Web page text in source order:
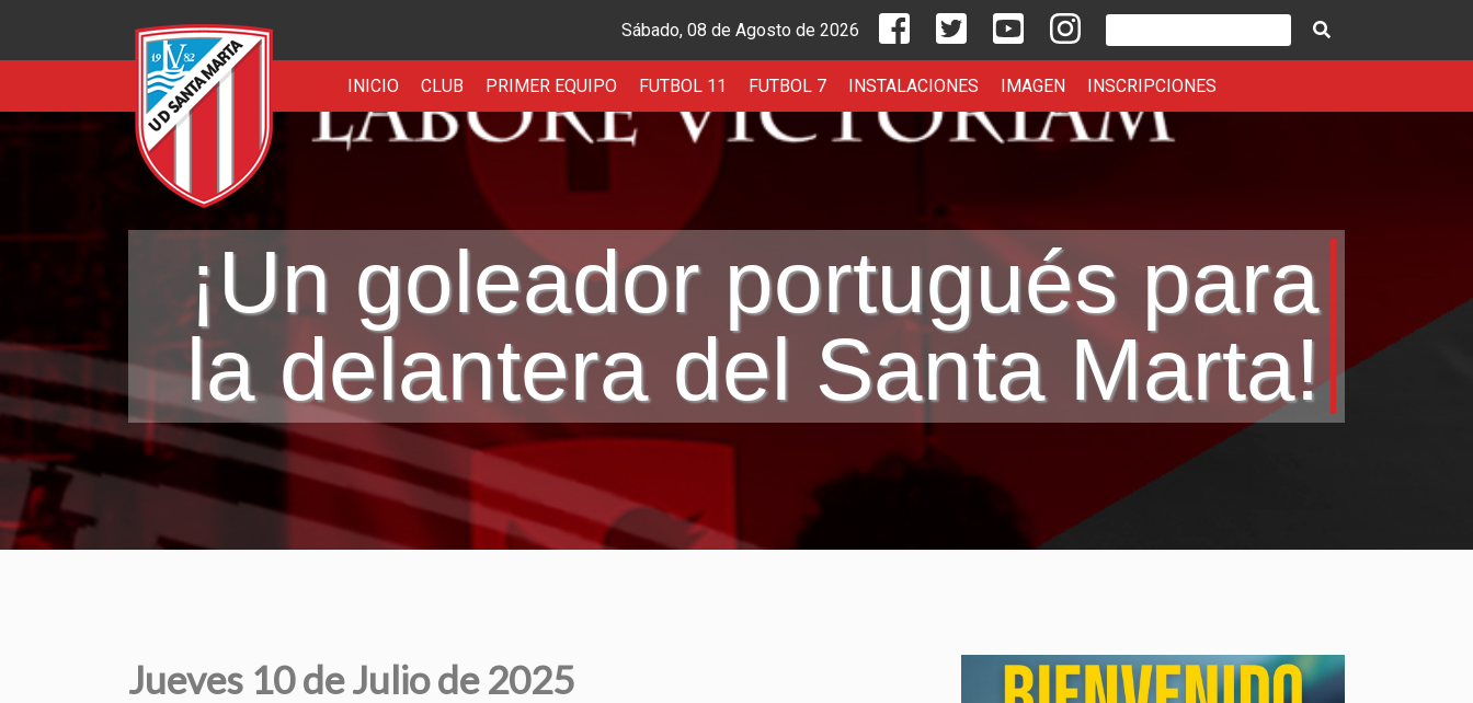
Sábado, 08 de Agosto de 2026 Unión Deportiva Santa Marta en Facebook
Unión Deportiva Santa Marta en Twitter
Unión Deportiva Santa Marta en YouTube
Unión Deportiva Santa Marta en Instagram
INICIO CLUB PRIMER EQUIPO FUTBOL 11 FUTBOL 7 INSTALACIONES IMAGEN INSCRIPCIONES
¡Un goleador portugués para
la delantera del Santa Marta!
Jueves 10 de Julio de 2025